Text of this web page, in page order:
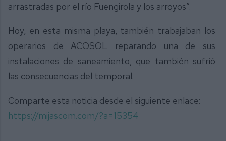
arrastradas por el río Fuengirola y los arroyos”.
Hoy, en esta misma playa, también trabajaban los
operarios de ACOSOL reparando una de sus
instalaciones de saneamiento, que también sufrió
las consecuencias del temporal.
Comparte esta noticia desde el siguiente enlace:
https://mijascom.com/?a=15354